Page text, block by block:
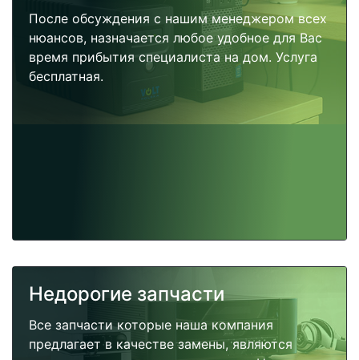
После обсуждения с нашим менеджером всех
нюансов, назначается любое удобное для Вас
время прибытия специалиста на дом. Услуга
бесплатная.
Недорогие запчасти
Все запчасти которые наша компания
предлагает в качестве замены, являются